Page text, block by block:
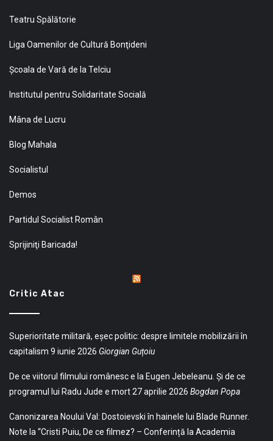
Teatru Spălătorie
Liga Oamenilor de Cultură Bonţideni
Şcoala de Vară de la Telciu
Institutul pentru Solidaritate Socială
Mâna de Lucru
Blog Mahala
Socialistul
Demos
Partidul Socialist Român
Sprijiniţi Baricada!
Critic Atac
Superioritate militară, eșec politic: despre limitele mobilizării în
capitalism 9 iunie 2026 Giorgian Guțoiu
De ce viitorul filmului românesc e la Eugen Jebeleanu. Și de ce
programul lui Radu Jude e mort27 aprilie 2026 Bogdan Popa
Canonizarea Noului Val: Dostoievski în hainele lui Blade Runner.
Note la “Cristi Puiu, De ce filmez? – Conferință la Academia